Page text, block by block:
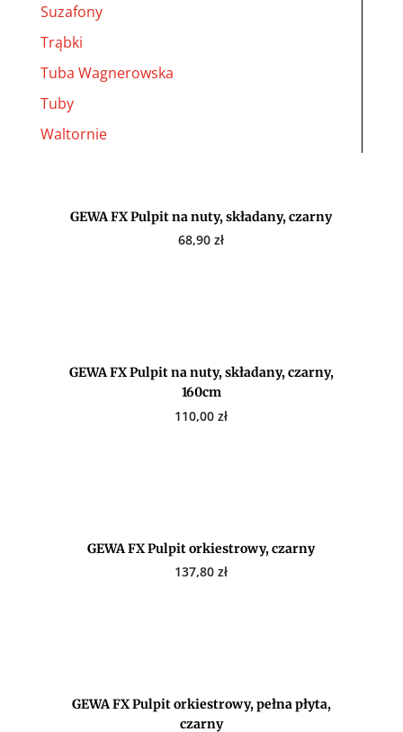
Suzafony
Trąbki
Tuba Wagnerowska
Tuby
Waltornie
GEWA FX Pulpit na nuty, składany, czarny
68,90zł
GEWA FX Pulpit na nuty, składany, czarny,
160cm
110,00zł
GEWA FX Pulpit orkiestrowy, czarny
137,80zł
GEWA FX Pulpit orkiestrowy, pełna płyta,
czarny